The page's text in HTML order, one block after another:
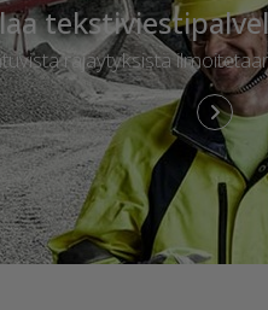
räjäytyksistä